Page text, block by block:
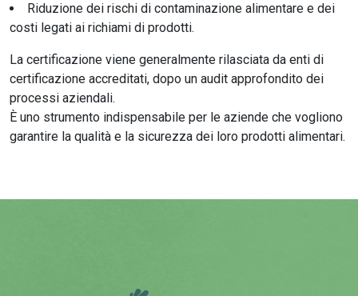
Riduzione dei rischi di contaminazione alimentare e dei
costi legati ai richiami di prodotti.
La certificazione viene generalmente rilasciata da enti di
certificazione accreditati, dopo un audit approfondito dei
processi aziendali.
È uno strumento indispensabile per le aziende che vogliono
garantire la qualità e la sicurezza dei loro prodotti alimentari.